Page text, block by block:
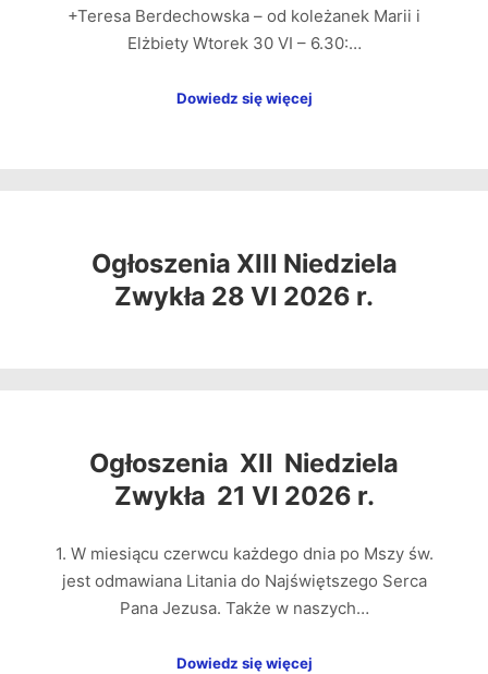
+Teresa Berdechowska – od koleżanek Marii i
Elżbiety Wtorek 30 VI – 6.30:…
Dowiedz się więcej
Ogłoszenia XIII Niedziela
Zwykła 28 VI 2026 r.
Ogłoszenia XII Niedziela
Zwykła 21 VI 2026 r.
1. W miesiącu czerwcu każdego dnia po Mszy św.
jest odmawiana Litania do Najświętszego Serca
Pana Jezusa. Także w naszych…
Dowiedz się więcej